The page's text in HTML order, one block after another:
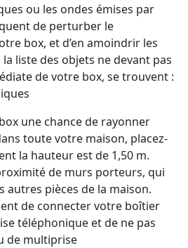
ou les ondes émises par
de perturber le
box, et d’en amoindrir les
liste des objets ne devant pas
de votre box, se trouvent :
une chance de rayonner
toute votre maison, placez-
la hauteur est de 1,50 m.
de murs porteurs, qui
pièces de la maison.
de connecter votre boîtier
téléphonique et de ne pas
de multiprise